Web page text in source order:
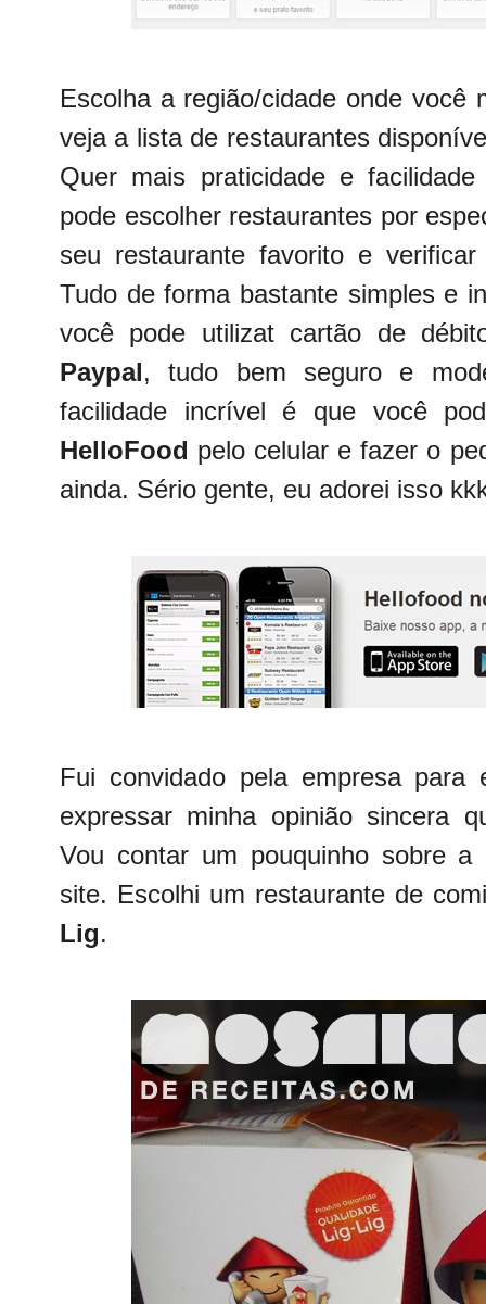
Escolha a região/cidade onde você
veja a lista de restaurantes
Quer mais praticidade e
pode escolher restaurantes por
seu restaurante favorito e
Tudo de forma bastante simples e
você pode utilizat cartão de
Paypal, tudo bem seguro e
facilidade incrível é que você
HelloFood pelo celular e fazer o
ainda. Sério gente, eu adorei isso
Fui convidado pela empresa para
expressar minha opinião sincera
Vou contar um pouquinho sobre
site. Escolhi um restaurante de
Lig.